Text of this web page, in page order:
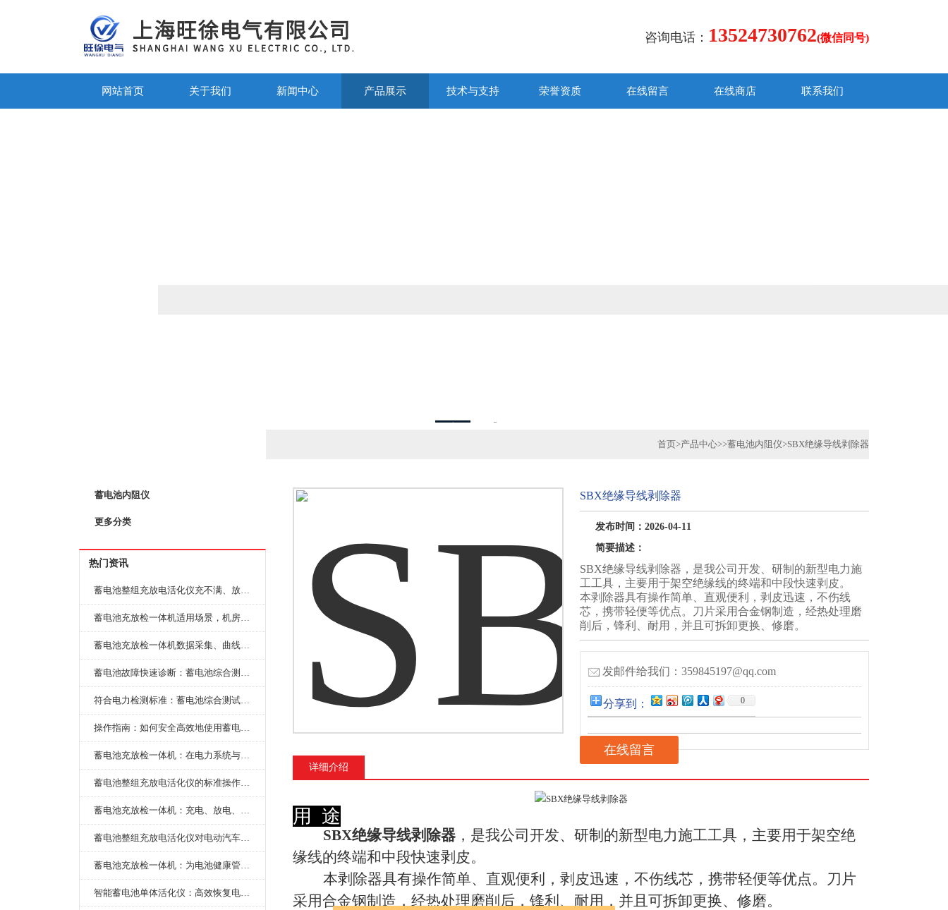
咨询电话： 13524730762(微信同号)
网站首页 关于我们 新闻中心 产品展示 技术与支持 荣誉资质 在线留言 在线商店 联系我们
1 2
蓄电池内阻仪
更多分类
热门资讯
蓄电池整组充放电活化仪充不满、放不完怎么办？
蓄电池充放检一体机适用场景，机房基站变电站铅酸蓄电池维护检测应用
蓄电池充放检一体机数据采集、曲线分析与电池健康状态智能评估功能详解
蓄电池故障快速诊断：蓄电池综合测试仪判断落后电池的方法与标准
符合电力检测标准：蓄电池综合测试仪测试规范与精度校准方法详解
操作指南：如何安全高效地使用蓄电池智能活化仪？
蓄电池充放检一体机：在电力系统与储能设备中的创新应用，确保蓄电池性能与可靠性
蓄电池整组充放电活化仪的标准操作流程：从接线设置到充放电参数设定的安全规范
蓄电池充放检一体机：充电、放电、检测三功能集成设备
蓄电池整组充放电活化仪对电动汽车电池有帮助吗？
蓄电池充放检一体机：为电池健康管理提供一站式解决方案
智能蓄电池单体活化仪：高效恢复电池性能，延长蓄电池使用寿命
首页>产品中心>>蓄电池内阻仪>SBX绝缘导线剥除器
SBX绝缘导线剥除器
发布时间：2026-04-11
简要描述：
SBX绝缘导线剥除器，是我公司开发、研制的新型电力施
工工具，主要用于架空绝缘线的终端和中段快速剥皮。
本剥除器具有操作简单、直观便利，剥皮迅速，不伤线
芯，携带轻便等优点。刀片采用合金钢制造，经热处理磨
削后，锋利、耐用，并且可拆卸更换、修磨。
发邮件给我们：359845197@qq.com
分享到： 0
在线留言
详细介绍
用 途
SBX绝缘导线剥除器 ，是我公司开发、研制的新型电力施工工具，主要用于架空绝
缘线的终端和中段快速剥皮。
本剥除器具有操作简单、直观便利，剥皮迅速，不伤线芯，携带轻便等优点。刀片
采用合金钢制造，经热处理磨削后，锋利、耐用，并且可拆卸更换、修磨。